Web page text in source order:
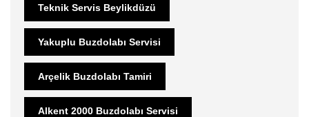
Teknik Servis Beylikdüzü
Yakuplu Buzdolabı Servisi
Arçelik Buzdolabı Tamiri
Alkent 2000 Buzdolabı Servisi